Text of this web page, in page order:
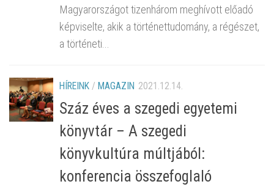
Magyarországot tizenhárom meghívott előadó
képviselte, akik a történettudomány, a régészet,
a történeti...
HÍREINK / MAGAZIN 2021.12.14.
Száz éves a szegedi egyetemi
könyvtár – A szegedi
könyvkultúra múltjából:
konferencia összefoglaló